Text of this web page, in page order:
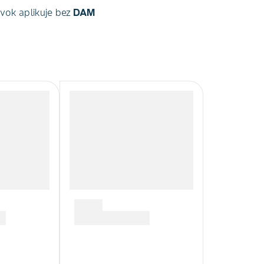
aplikuje bez DAM